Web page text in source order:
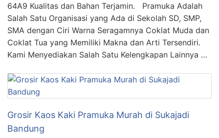
64A9 Kualitas dan Bahan Terjamin. Pramuka Adalah
Salah Satu Organisasi yang Ada di Sekolah SD, SMP,
SMA dengan Ciri Warna Seragamnya Coklat Muda dan
Coklat Tua yang Memiliki Makna dan Arti Tersendiri.
Kami Menyediakan Salah Satu Kelengkapan Lainnya …
Grosir Kaos Kaki Pramuka Murah di Sukajadi
Bandung